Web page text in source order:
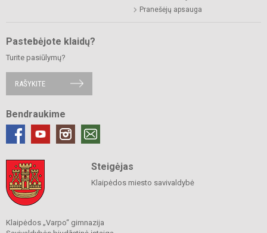
Pranešėjų apsauga
Pastebėjote klaidų?
Turite pasiūlymų?
RAŠYKITE
Bendraukime
Steigėjas
Klaipėdos miesto savivaldybė
Klaipėdos „Varpo“ gimnazija